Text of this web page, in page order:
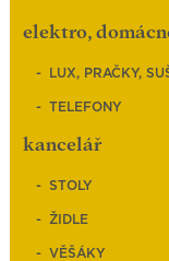
elektro,
LUX, PRAČKY,
TELEFONY
kancelář
STOLY
ŽIDLE
VĚŠÁKY